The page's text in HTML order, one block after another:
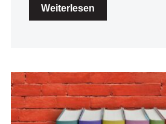
Weiterlesen